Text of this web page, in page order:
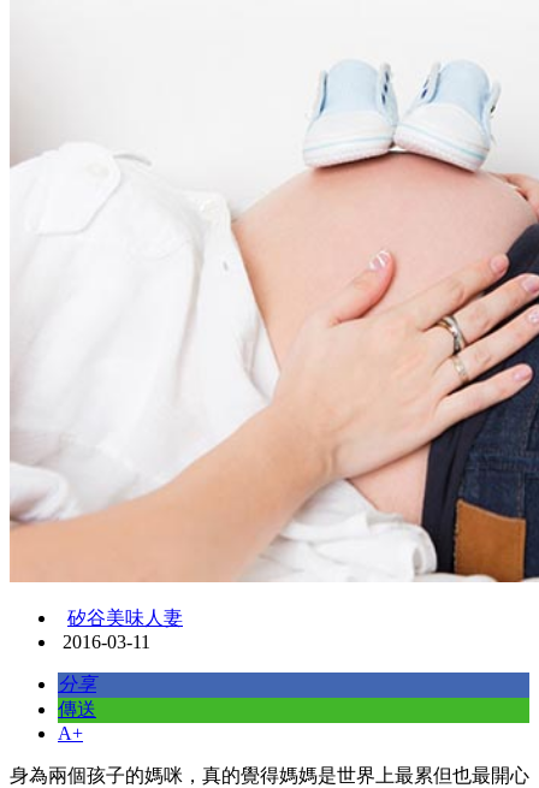
矽谷美味人妻
2016-03-11
分享
傳送
A+
身為兩個孩子的媽咪，真的覺得媽媽是世界上最累但也最開心